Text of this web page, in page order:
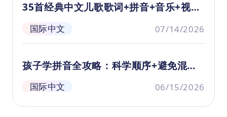
35首经典中文儿歌歌词+拼音+音乐+视频
合集
国际中文 07/14/2026
孩子学拼音全攻略：科学顺序+避免混淆
+悟空课程解析
国际中文 06/15/2026